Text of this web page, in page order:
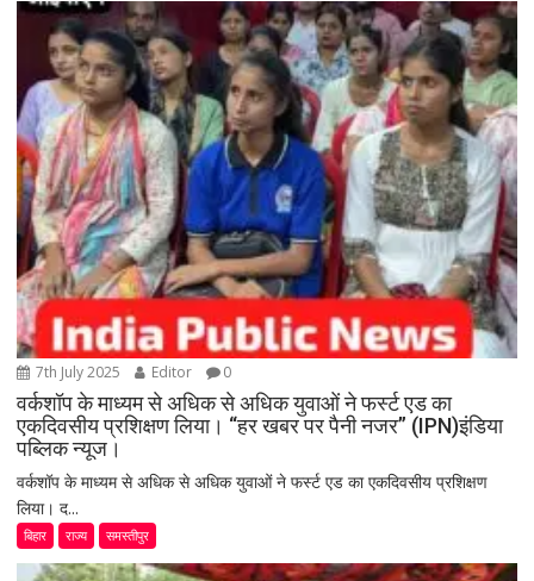
7th July 2025 Editor 0
वर्कशॉप के माध्यम से अधिक से अधिक युवाओं ने फर्स्ट एड का
एकदिवसीय प्रशिक्षण लिया। “हर खबर पर पैनी नजर” (IPN)इंडिया
पब्लिक न्यूज।
वर्कशॉप के माध्यम से अधिक से अधिक युवाओं ने फर्स्ट एड का एकदिवसीय प्रशिक्षण
लिया। द...
बिहार राज्य समस्तीपुर